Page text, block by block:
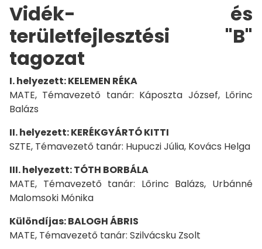
Vidék- és
területfejlesztési "B"
tagozat
I. helyezett: KELEMEN RÉKA
MATE, Témavezető tanár: Káposzta József, Lőrinc
Balázs
II. helyezett: KERÉKGYÁRTÓ KITTI
SZTE, Témavezető tanár: Hupuczi Júlia, Kovács Helga
III. helyezett: TÓTH BORBÁLA
MATE, Témavezető tanár: Lőrinc Balázs, Urbánné
Malomsoki Mónika
Különdíjas: BALOGH ÁBRIS
MATE, Témavezető tanár: Szilvácsku Zsolt